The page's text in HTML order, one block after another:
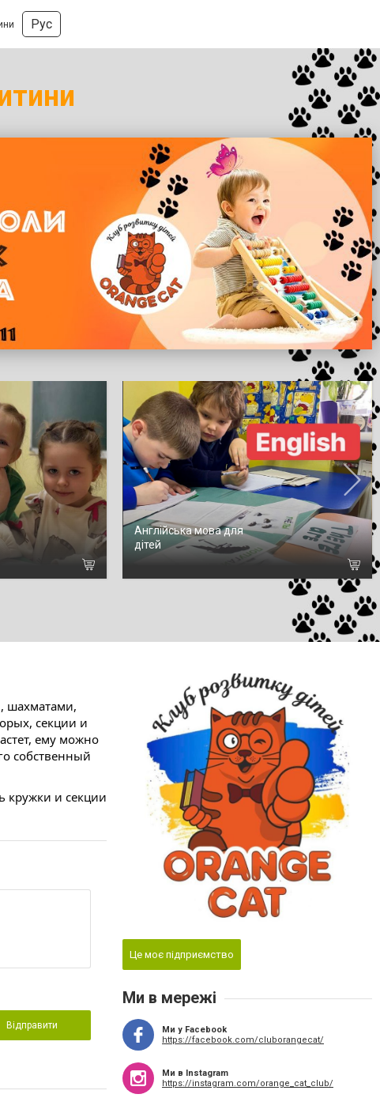
Рус
Англійська мова для
дітей
шахматами,
секции и
ему можно
собственный
кружки и секции
Відправити
Це моє підприємство
Ми в мережі
Ми у Facebook
https://facebook.com/cluborangecat/
Ми в Instagram
https://instagram.com/orange_cat_club/